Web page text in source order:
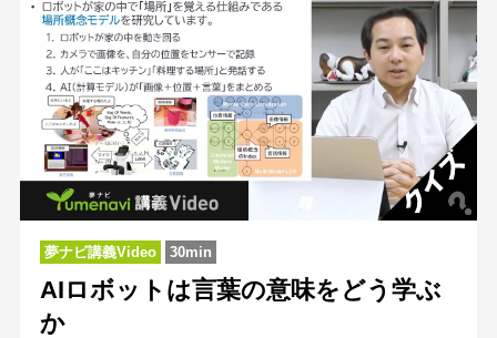
夢ナビ講義Video 30min
AIロボットは言葉の意味をどう学ぶ
か